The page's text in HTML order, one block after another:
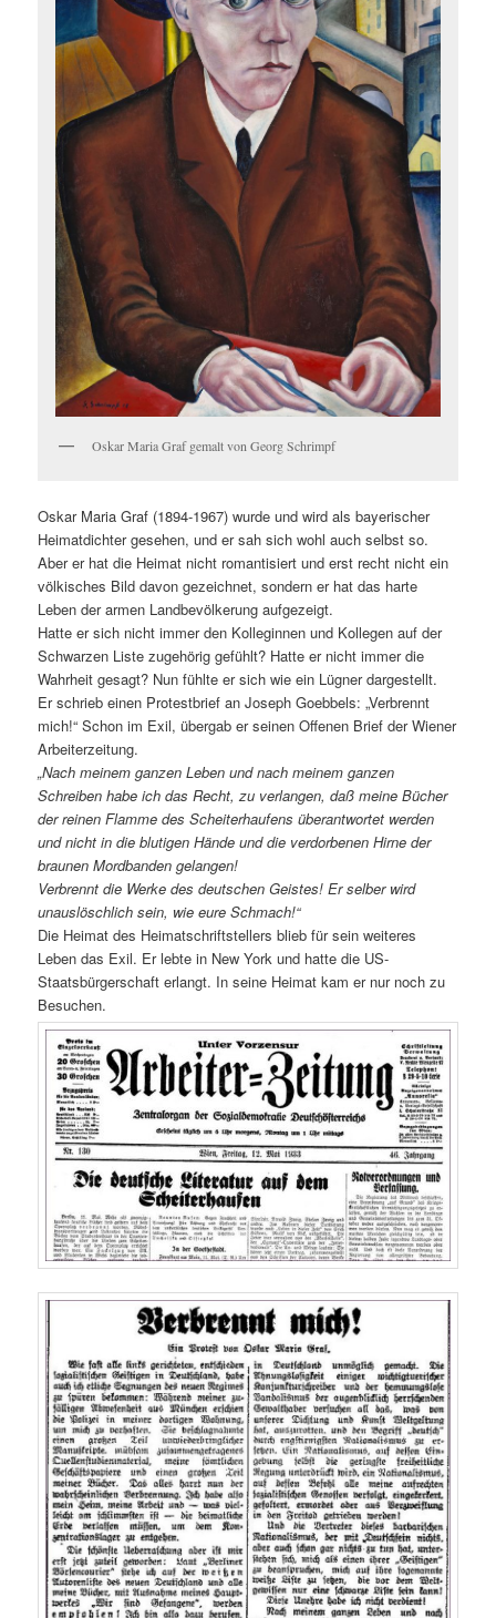
Oskar Maria Graf gemalt von Georg Schrimpf
Oskar Maria Graf (1894-1967) wurde und wird als bayerischer
Heimatdichter gesehen, und er sah sich wohl auch selbst so.
Aber er hat die Heimat nicht romantisiert und erst recht nicht ein
völkisches Bild davon gezeichnet, sondern er hat das harte
Leben der armen Landbevölkerung aufgezeigt.
Hatte er sich nicht immer den Kolleginnen und Kollegen auf der
Schwarzen Liste zugehörig gefühlt? Hatte er nicht immer die
Wahrheit gesagt? Nun fühlte er sich wie ein Lügner dargestellt.
Er schrieb einen Protestbrief an Joseph Goebbels: „Verbrennt
mich!“ Schon im Exil, übergab er seinen Offenen Brief der Wiener
Arbeiterzeitung.
„Nach meinem ganzen Leben und nach meinem ganzen
Schreiben habe ich das Recht, zu verlangen, daß meine Bücher
der reinen Flamme des Scheiterhaufens überantwortet werden
und nicht in die blutigen Hände und die verdorbenen Hirne der
braunen Mordbanden gelangen!
Verbrennt die Werke des deutschen Geistes! Er selber wird
unauslöschlich sein, wie eure Schmach!“
Die Heimat des Heimatschriftstellers blieb für sein weiteres
Leben das Exil. Er lebte in New York und hatte die US-
Staatsbürgerschaft erlangt. In seine Heimat kam er nur noch zu
Besuchen.